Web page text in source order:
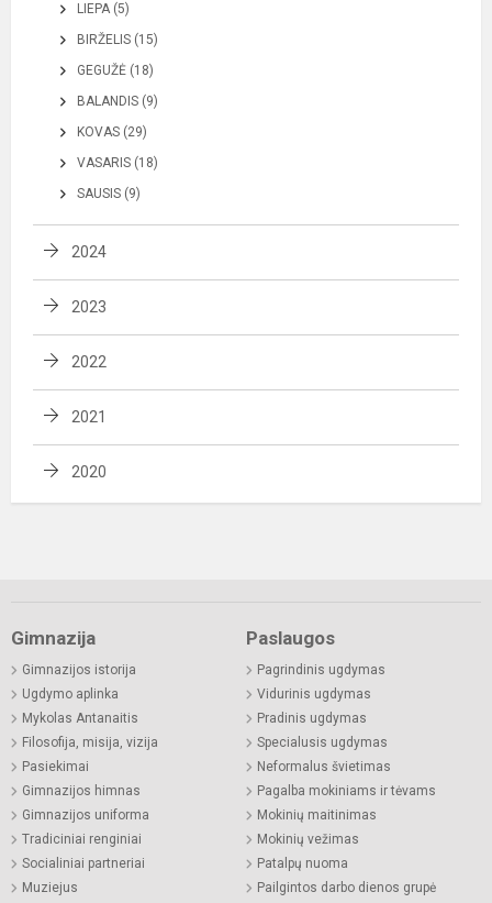
LIEPA (5)
BIRŽELIS (15)
GEGUŽĖ (18)
BALANDIS (9)
KOVAS (29)
VASARIS (18)
SAUSIS (9)
2024
2023
2022
2021
2020
Gimnazija
Gimnazijos istorija
Ugdymo aplinka
Mykolas Antanaitis
Filosofija, misija, vizija
Pasiekimai
Gimnazijos himnas
Gimnazijos uniforma
Tradiciniai renginiai
Socialiniai partneriai
Muziejus
Paslaugos
Pagrindinis ugdymas
Vidurinis ugdymas
Pradinis ugdymas
Specialusis ugdymas
Neformalus švietimas
Pagalba mokiniams ir tėvams
Mokinių maitinimas
Mokinių vežimas
Patalpų nuoma
Pailgintos darbo dienos grupė